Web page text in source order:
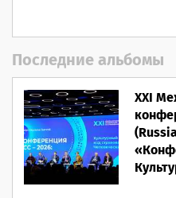
Последние альбомы
XXI